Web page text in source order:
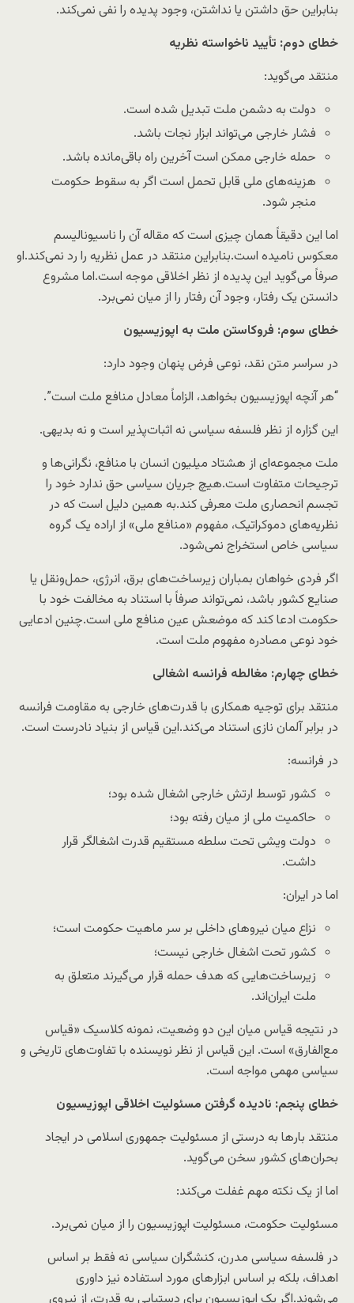
بنابراین حق داشتن یا نداشتن، وجود پدیده را نفی نمی‌کند.
خطای دوم: تأیید ناخواسته نظریه
منتقد می‌گوید:
دولت به دشمن ملت تبدیل شده است.
فشار خارجی می‌تواند ابزار نجات باشد.
حمله خارجی ممکن است آخرین راه باقی‌مانده باشد.
هزینه‌های ملی قابل تحمل است اگر به سقوط حکومت
منجر شود.
اما این دقیقاً همان چیزی است که مقاله آن را ناسیونالیسم
معکوس نامیده است.بنابراین منتقد در عمل نظریه را رد نمی‌کند.او
صرفاً می‌گوید این پدیده از نظر اخلاقی موجه است.اما مشروع
دانستن یک رفتار، وجود آن رفتار را از میان نمی‌برد.
خطای سوم: فروکاستن ملت به اپوزیسیون
در سراسر متن نقد، نوعی فرض پنهان وجود دارد:
“هر آنچه اپوزیسیون بخواهد، الزاماً معادل منافع ملت است”.
این گزاره از نظر فلسفه سیاسی نه اثبات‌پذیر است و نه بدیهی.
ملت مجموعه‌ای از هشتاد میلیون انسان با منافع، نگرانی‌ها و
ترجیحات متفاوت است.هیچ جریان سیاسی حق ندارد خود را
تجسم انحصاری ملت معرفی کند.به همین دلیل است که در
نظریه‌های دموکراتیک، مفهوم «منافع ملی» از اراده یک گروه
سیاسی خاص استخراج نمی‌شود.
اگر فردی خواهان بمباران زیرساخت‌های برق، انرژی، حمل‌ونقل یا
صنایع کشور باشد، نمی‌تواند صرفاً با استناد به مخالفت خود با
حکومت ادعا کند که موضعش عین منافع ملی است.چنین ادعایی
خود نوعی مصادره مفهوم ملت است.
خطای چهارم: مغالطه فرانسه اشغالی
منتقد برای توجیه همکاری با قدرت‌های خارجی به مقاومت فرانسه
در برابر آلمان نازی استناد می‌کند.این قیاس از بنیاد نادرست است.
در فرانسه:
کشور توسط ارتش خارجی اشغال شده بود؛
حاکمیت ملی از میان رفته بود؛
دولت ویشی تحت سلطه مستقیم قدرت اشغالگر قرار
داشت.
اما در ایران:
نزاع میان نیروهای داخلی بر سر ماهیت حکومت است؛
کشور تحت اشغال خارجی نیست؛
زیرساخت‌هایی که هدف حمله قرار می‌گیرند متعلق به
ملت ایران‌اند.
در نتیجه قیاس میان این دو وضعیت، نمونه کلاسیک «قیاس
مع‌الفارق» است. این قیاس از نظر نویسنده با تفاوت‌های تاریخی و
سیاسی مهمی مواجه است.
خطای پنجم: نادیده گرفتن مسئولیت اخلاقی اپوزیسیون
منتقد بارها به درستی از مسئولیت جمهوری اسلامی در ایجاد
بحران‌های کشور سخن می‌گوید.
اما از یک نکته مهم غفلت می‌کند:
مسئولیت حکومت، مسئولیت اپوزیسیون را از میان نمی‌برد.
در فلسفه سیاسی مدرن، کنشگران سیاسی نه فقط بر اساس
اهداف، بلکه بر اساس ابزارهای مورد استفاده نیز داوری